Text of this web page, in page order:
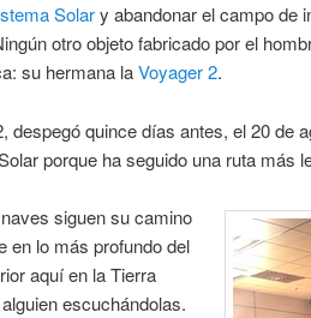
Solary abandonar el campo de
otro objeto fabricado por el
su hermana laVoyager 2.
despegó quince días antes, el 20 de
porque ha seguido una ruta más
siguen su camino
en lo más profundo del
aquí en la Tierra
escuchándolas.